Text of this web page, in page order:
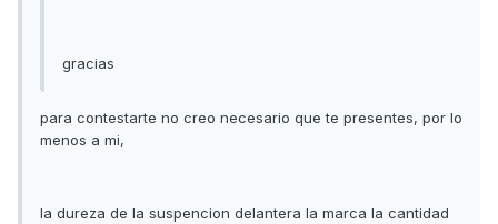
gracias
para contestarte no creo necesario que te presentes, por lo
menos a mi,
la dureza de la suspencion delantera la marca la cantidad